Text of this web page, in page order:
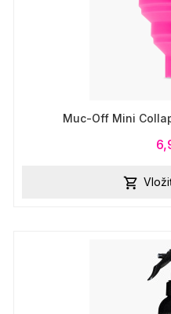
Muc-Off Mini
